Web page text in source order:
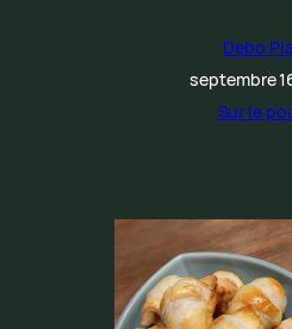
Debo
septembre
Sur le